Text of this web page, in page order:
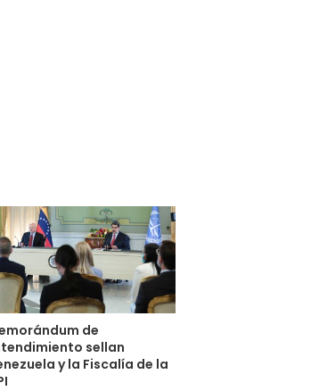
de
sellan
y la Fiscalía de la